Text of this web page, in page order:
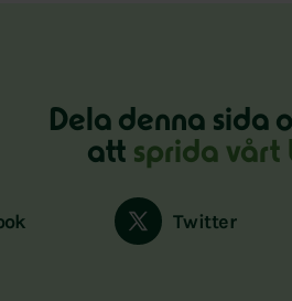
Dela denna sida
att sprida vårt
Twitter